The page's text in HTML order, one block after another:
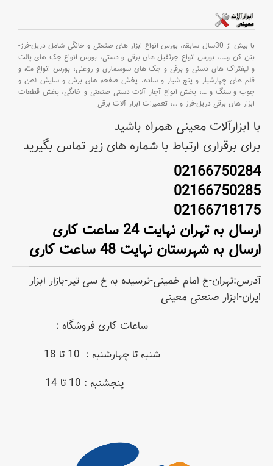
با بیش از 30سال سابقه،
بورس انواع ابزار های صنعتی و خانگی شامل دریل-فرز-
بتن کن و….، بورس انواع جرثقیل های برقی و دستی، بورس انواع جک های پالت
و لیفتراک های دستی و برقی و جک های سوسماری و روغنی، بورس انواع مته و
قلم های چهارشیار و پنج شیار و ساده، پخش صفحه های برش و سایش آهن و
چوب و سنگ و …، پخش انواع آچار آلات دستی صنعتی و خانگی، پخش قطعات
ابزار های برقی دریل-فرز و …، تعمیرات ابزار آلات برقی
با ابزارآلات معینی همراه باشید
برای برقراری ارتباط با شماره های زیر تماس بگیرید
02166750284
02166750285
02166718175
ارسال به تهران نهایت 24 ساعت کاری
ارسال به شهرستان نهایت 48 ساعت کاری
آدرس:تهران-خ امام خمینی-نرسیده به خ سی تیر-بازار ابزار
ایران-ابزار صنعتی معینی
ساعات کاری فروشگاه :
شنبه تا چهارشنبه : 10 تا 18
پنجشنبه : 10 تا 14